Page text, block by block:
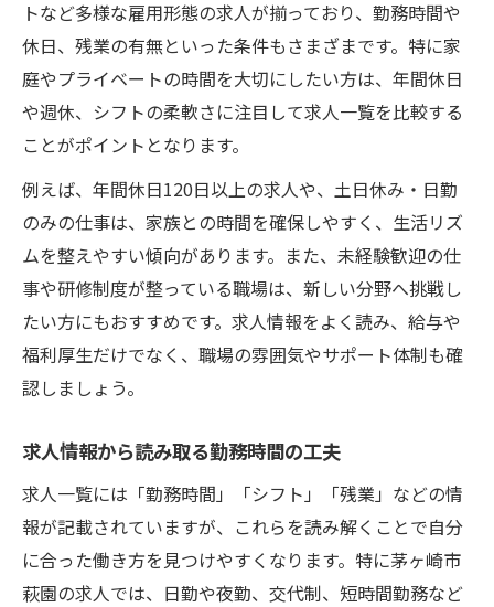
トなど多様な雇用形態の求人が揃っており、勤務時間や
休日、残業の有無といった条件もさまざまです。特に家
庭やプライベートの時間を大切にしたい方は、年間休日
や週休、シフトの柔軟さに注目して求人一覧を比較する
ことがポイントとなります。
例えば、年間休日120日以上の求人や、土日休み・日勤
のみの仕事は、家族との時間を確保しやすく、生活リズ
ムを整えやすい傾向があります。また、未経験歓迎の仕
事や研修制度が整っている職場は、新しい分野へ挑戦し
たい方にもおすすめです。求人情報をよく読み、給与や
福利厚生だけでなく、職場の雰囲気やサポート体制も確
認しましょう。
求人情報から読み取る勤務時間の工夫
求人一覧には「勤務時間」「シフト」「残業」などの情
報が記載されていますが、これらを読み解くことで自分
に合った働き方を見つけやすくなります。特に茅ヶ崎市
萩園の求人では、日勤や夜勤、交代制、短時間勤務など